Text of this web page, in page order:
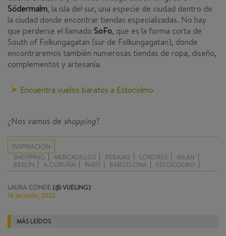
Södermalm, la isla del sur, una especie de ciudad dentro de
la ciudad donde encontrar tiendas especializadas. No hay
que perderse el llamado SoFo, que es la forma corta de
South of Folkungagatan (sur de Folkungagatan), donde
encontraremos también numerosas tiendas de ropa, diseño,
complementos y artesanía.
Encuentra vuelos baratos a Estocolmo
¿Nos vamos de shopping?
INSPIRACIÓN
SHOPPING
MERCADILLOS REBAJAS LONDRES
MILÁN
BERLÍN
A CORUÑA PARÍS BARCELONA ESTOCOLMO
LAURA CONDE (@ VUELING)
14 de junio, 2022
MÁS LEÍDOS